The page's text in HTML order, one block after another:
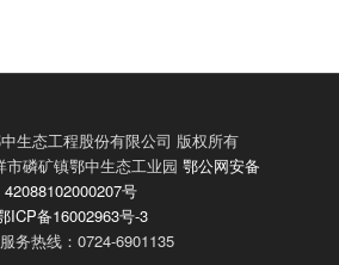
生态工程股份有限公司 版权所有
市磷矿镇鄂中生态工业园 鄂公网安备
42088102000207号
ICP备16002963号-3
务热线：0724-6901135